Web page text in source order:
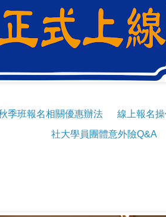
季班報名相關優惠辦法
線上報名
社大學員團體意外險Q&A